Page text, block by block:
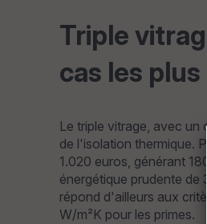
Triple
cas les
Le triple vitrage, avec
de l'isolation thermique.
1.020 euros, générant
énergétique prudente de
répond d'ailleurs aux
W/m²K pour les primes.